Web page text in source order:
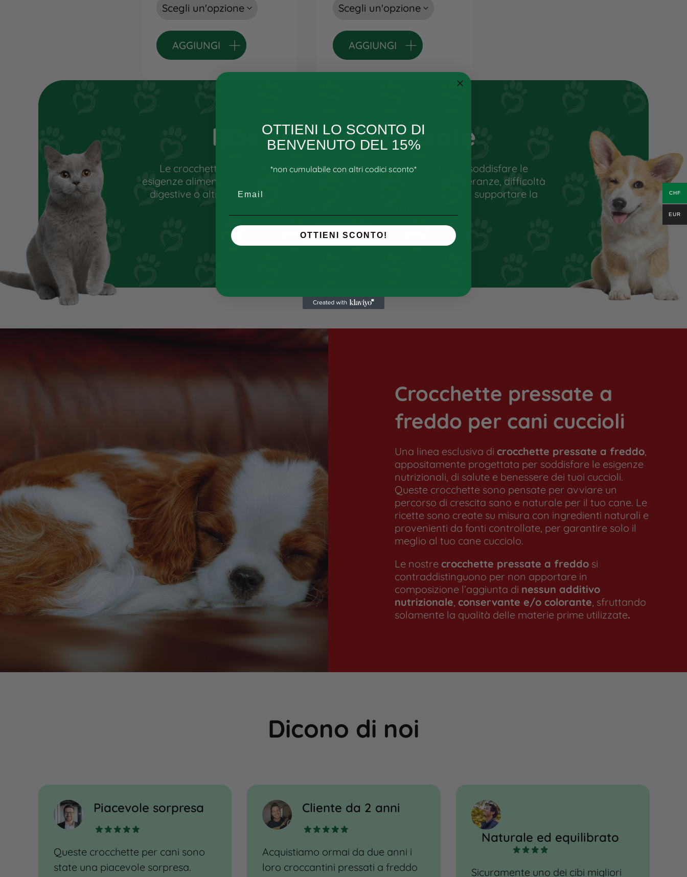
AGGIUNGI AGGIUNGI
Ricette personalizzate
Le crocchette personalizzate di Bianco-Line Pet sono pensate per soddisfare le
esigenze alimentari specifiche del tuo pet. Che si tratti di allergie, intolleranze, difficoltà
digestive o altre necessità, possiamo creare una ricetta su misura per supportare la
SCOPRI DI PIÙ
Crocchette pressate a
freddo per cani cuccioli
Una linea esclusiva di crocchette pressate a freddo,
appositamente progettata per soddisfare le esigenze
nutrizionali, di salute e benessere dei tuoi cuccioli.
Queste crocchette sono pensate per avviare un
percorso di crescita sano e naturale per il tuo cane. Le
ricette sono create su misura con ingredienti naturali e
provenienti da fonti controllate, per garantire solo il
meglio al tuo cane cucciolo.
Le nostre crocchette pressate a freddo si
contraddistinguono per non apportare in
composizione l’aggiunta di nessun additivo
nutrizionale, conservante e/o colorante, sfruttando
solamente la qualità delle materie prime utilizzate.
Dicono di noi
Piacevole sorpresa
Queste crocchette per cani sono
state una piacevole sorpresa.
Cliente da 2 anni
Acquistiamo ormai da due anni i
loro croccantini pressati a freddo
Naturale ed equilibrato
Sicuramente uno dei cibi migliori
CHF
EUR
OTTIENI LO SCONTO DI
BENVENUTO DEL 15%
*non cumulabile con altri codici sconto*
OTTIENI SCONTO!